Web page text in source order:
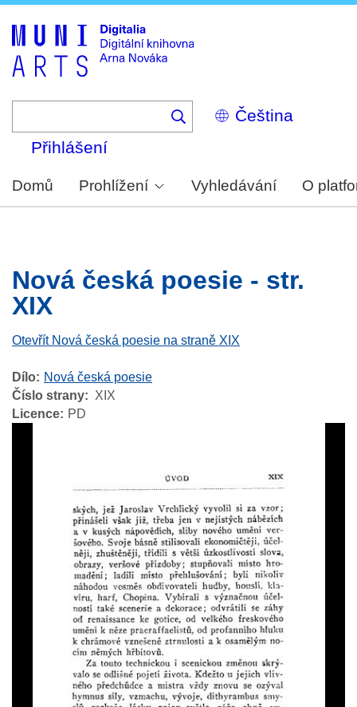
Select
your
Přihlášení
Domů Prohlížení Vyhledávání O
Nová česká poesie - str.
XIX
Otevřít Nová česká poesie na straně XIX
Dílo
Nová česká poesie
Číslo strany
XIX
Licence
PD